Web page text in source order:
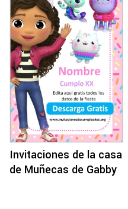
Invitaciones de la casa
de Muñecas de Gabby